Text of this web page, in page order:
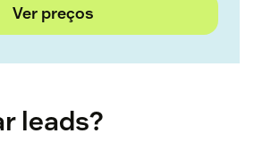
Ver preços
leads?